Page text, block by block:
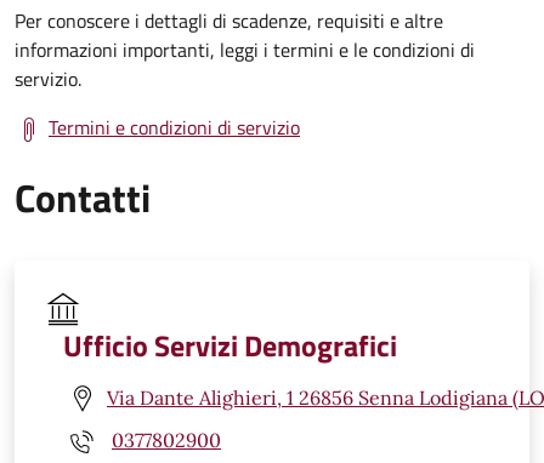
Per conoscere i dettagli di scadenze, requisiti e altre
informazioni importanti, leggi i termini e le condizioni di
servizio.
Termini e condizioni di servizio
Contatti
Ufficio Servizi Demografici
Via Dante Alighieri, 1 26856 Senna Lodigiana
0377802900